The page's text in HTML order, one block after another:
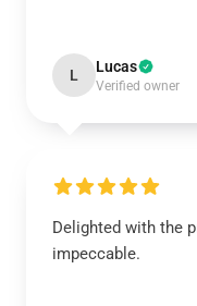
L Lucas
Verified owner
Delighted with the
impeccable.